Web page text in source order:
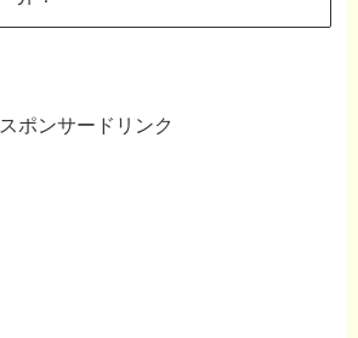
スポンサードリンク